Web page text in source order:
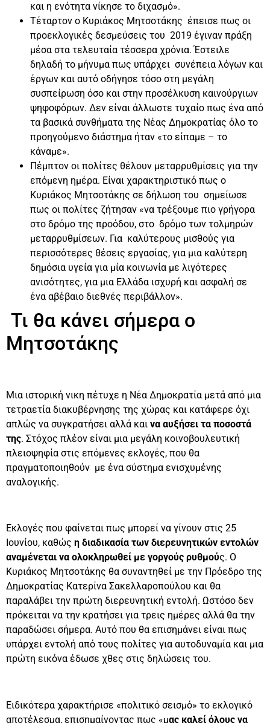
και η ενότητα νίκησε το διχασμό».
Τέταρτον ο Κυριάκος Μητσοτάκης έπεισε πως οι
προεκλογικές δεσμεύσεις του 2019 έγιναν πράξη
μέσα στα τελευταία τέσσερα χρόνια. Έστειλε
δηλαδή το μήνυμα πως υπάρχει συνέπεια λόγων και
έργων και αυτό οδήγησε τόσο στη μεγάλη
συσπείρωση όσο και στην προσέλκυση καινούργιων
ψηφοφόρων. Δεν είναι άλλωστε τυχαίο πως ένα από
τα βασικά συνθήματα της Νέας Δημοκρατίας όλο το
προηγούμενο διάστημα ήταν «το είπαμε – το
κάναμε».
Πέμπτον οι πολίτες θέλουν μεταρρυθμίσεις για την
επόμενη ημέρα. Είναι χαρακτηριστικό πως ο
Κυριάκος Μητσοτάκης σε δήλωση του σημείωσε
πως οι πολίτες ζήτησαν «να τρέξουμε πιο γρήγορα
στο δρόμο της προόδου, στο δρόμο των τολμηρών
μεταρρυθμίσεων. Για καλύτερους μισθούς για
περισσότερες θέσεις εργασίας, για μια καλύτερη
δημόσια υγεία για μία κοινωνία με λιγότερες
ανισότητες, για μια Ελλάδα ισχυρή και ασφαλή σε
ένα αβέβαιο διεθνές περιβάλλον».
Τι θα κάνει σήμερα ο
Μητσοτάκης
Μια ιστορική νικη πέτυχε η Νέα Δημοκρατία μετά από μια
τετραετία διακυβέρνησης της χώρας και κατάφερε όχι
απλώς να συγκρατήσει αλλά και να αυξήσει τα ποσοστά
της. Στόχος πλέον είναι μια μεγάλη κοινοβουλευτική
πλειοψηφία στις επόμενες εκλογές, που θα
πραγματοποιηθούν με ένα σύστημα ενισχυμένης
αναλογικής.
Εκλογές που φαίνεται πως μπορεί να γίνουν στις 25
Ιουνίου, καθώς η διαδικασία των διερευνητικών εντολών
αναμένεται να ολοκληρωθεί με γοργούς ρυθμούς. Ο
Κυριάκος Μητσοτάκης θα συναντηθεί με την Πρόεδρο της
Δημοκρατίας Κατερίνα Σακελλαροπούλου και θα
παραλάβει την πρώτη διερευνητική εντολή. Ωστόσο δεν
πρόκειται να την κρατήσει για τρεις ημέρες αλλά θα την
παραδώσει σήμερα. Αυτό που θα επισημάνει είναι πως
υπάρχει εντολή από τους πολίτες για αυτοδυναμία και μια
πρώτη εικόνα έδωσε χθες στις δηλώσεις του.
Ειδικότερα χαρακτήρισε «πολιτικό σεισμό» το εκλογικό
αποτέλεσμα, επισημαίνοντας πως «μας καλεί όλους να